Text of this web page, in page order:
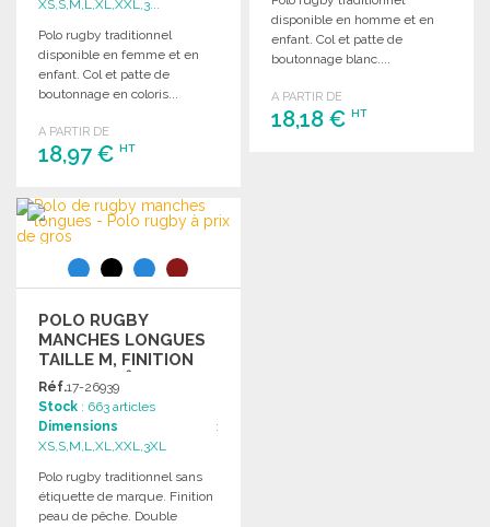
XS,S,M,L,XL,XXL,3...
Polo rugby traditionnel
disponible en femme et en
enfant. Col et patte de
boutonnage en coloris...
A PARTIR DE
18,97 € HT
COMMANDER
Demander un devis
disponible en homme et en
enfant. Col et patte de
boutonnage blanc....
A PARTIR DE
18,18 €HT
POLO RUGBY
MANCHES LONGUES
TAILLE M, FINITION
PEAU DE PÊCHE
Réf.17-26939
Stock : 663 articles
Dimensions :
XS,S,M,L,XL,XXL,3XL
Polo rugby traditionnel sans
étiquette de marque. Finition
peau de pêche. Double